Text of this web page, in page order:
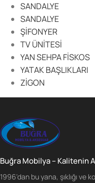
SANDALYE
SANDALYE
ŞİFONYER
TV ÜNİTESİ
YAN SEHPA FİSKOS
YATAK BAŞLIKLARI
ZİGON
Buğra Mobilya – Kalitenin
1996'dan bu yana, şıklığı